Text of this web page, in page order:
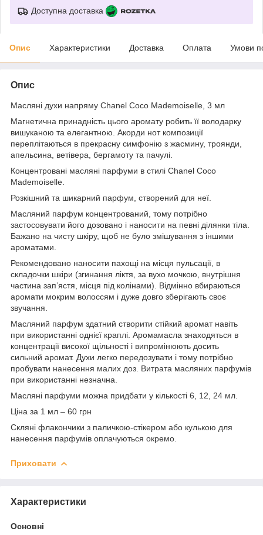
Доступна доставка
Опис Характеристики Доставка Оплата Умови
Опис
Масляні духи напряму Chanel Coco Mademoiselle, 3 мл
Магнетична принадність цього аромату робить її володарку
вишуканою та елегантною. Акорди нот композиції
переплітаються в прекрасну симфонію з жасмину, троянди,
апельсина, ветівера, бергамоту та пачулі.
Концентровані масляні парфуми в стилі Chanel Coco
Mademoiselle.
Розкішний та шикарний парфум, створений для неї.
Масляний парфум концентрований, тому потрібно
застосовувати його дозовано і наносити на певні ділянки тіла.
Бажано на чисту шкіру, щоб не було змішування з іншими
ароматами.
Рекомендовано наносити пахощі на місця пульсації, в
складочки шкіри (згинання ліктя, за вухо мочкою, внутрішня
частина зап’ястя, місця під колінами). Відмінно вбираються
аромати мокрим волоссям і дуже довго зберігають своє
звучання.
Масляний парфум здатний створити стійкий аромат навіть
при використанні однієї краплі. Аромамасла знаходяться в
концентрації високої щільності і випромінюють досить
сильний аромат. Духи легко передозувати і тому потрібно
пробувати нанесення малих доз. Витрата масляних парфумів
при використанні незначна.
Масляні парфуми можна придбати у кількості 6, 12, 24 мл.
Ціна за 1 мл – 60 грн
Скляні флакончики з паличкою-стікером або кулькою для
нанесення парфумів оплачуються окремо.
Приховати
Характеристики
Основні